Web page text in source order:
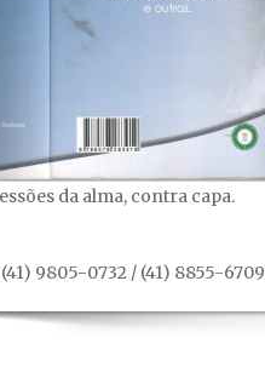
da alma, contra capa.
9805-0732 / (41) 8855-6709